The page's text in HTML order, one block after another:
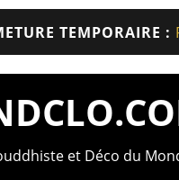
TEMPORAIRE :
et Déco du